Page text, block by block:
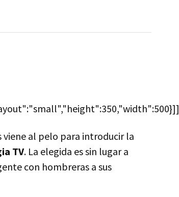
viene al pelo para introducir la
TV. La elegida es sin lugar a
con hombreras a sus